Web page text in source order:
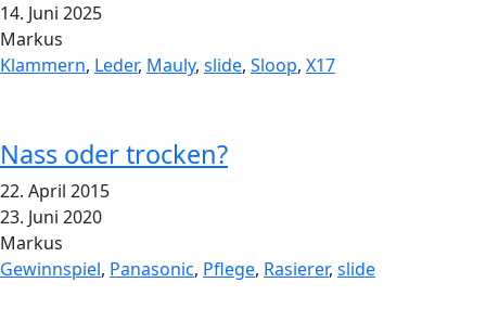
14. Juni 2025
Markus
Klammern, Leder, Mauly, slide, Sloop, X17
Nass oder trocken?
22. April 2015
23. Juni 2020
Markus
Gewinnspiel, Panasonic, Pflege, Rasierer, slide